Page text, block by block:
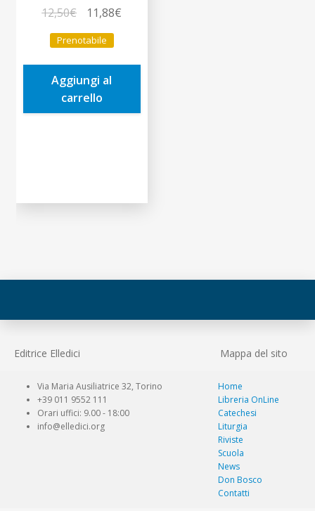
12,50€
prezzo
originale
era:
12,50€.
11,88€
è:
Prenotabile
Aggiungi al
carrello
Editrice Elledici Mappa del sito
Via Maria Ausiliatrice 32, Torino
+39 011 9552 111
Orari uffici: 9.00 - 18:00
info@elledici.org
Home
Libreria OnLine
Catechesi
Liturgia
Riviste
Scuola
News
Don Bosco
Contatti